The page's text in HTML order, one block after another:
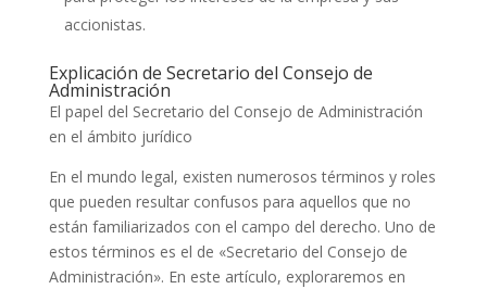
accionistas.
Explicación de Secretario del Consejo de
Administración
El papel del Secretario del Consejo de Administración
en el ámbito jurídico
En el mundo legal, existen numerosos términos y roles
que pueden resultar confusos para aquellos que no
están familiarizados con el campo del derecho. Uno de
estos términos es el de «Secretario del Consejo de
Administración». En este artículo, exploraremos en